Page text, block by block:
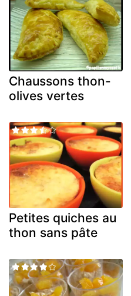
Chaussons thon-
olives vertes
Petites quiches au
thon sans pâte